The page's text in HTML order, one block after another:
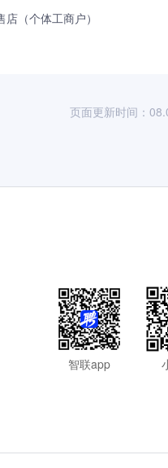
（个体工商户）
页面更新时间：
智联app